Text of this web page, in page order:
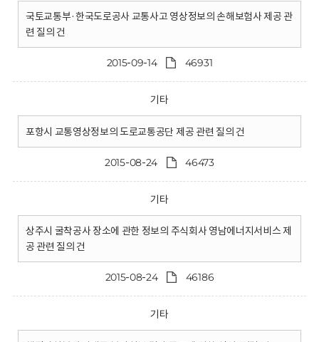
국토교통부·한국도로공사 교통사고 영상정보의 손해보험사 제공 관
련 질의 건
2015-09-14 46931
기타
포항시 교통영상정보의 도로교통공단 제공 관련 질의 건
2015-08-24 46473
기타
상주시 굴착공사 장소에 관한 정보의 주식회사 영남에너지서비스 제
공 관련 질의 건
2015-08-24 46186
기타